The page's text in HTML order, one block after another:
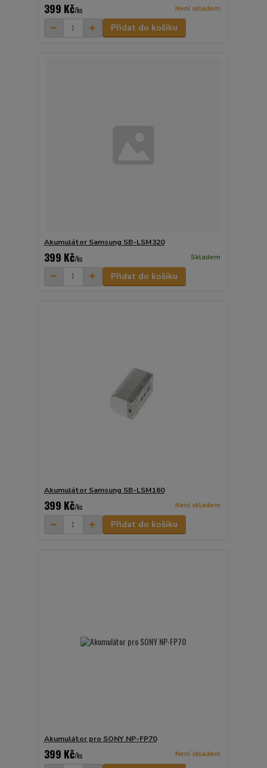
399 Kč/ks Není skladem
Přidat do košíku
Akumulátor Samsung SB-LSM320
399 Kč/ks Skladem
Přidat do košíku
Akumulátor Samsung SB-LSM160
399 Kč/ks Není skladem
Přidat do košíku
Akumulátor pro SONY NP-FP70
399 Kč/ks Není skladem